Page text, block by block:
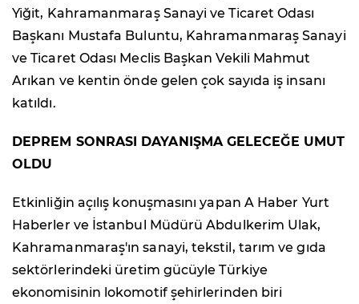
Yiğit, Kahramanmaraş Sanayi ve Ticaret Odası
Başkanı Mustafa Buluntu, Kahramanmaraş Sanayi
ve Ticaret Odası Meclis Başkan Vekili Mahmut
Arıkan ve kentin önde gelen çok sayıda iş insanı
katıldı.
DEPREM SONRASI DAYANIŞMA GELECEĞE UMUT
OLDU
Etkinliğin açılış konuşmasını yapan A Haber Yurt
Haberler ve İstanbul Müdürü Abdulkerim Ulak,
Kahramanmaraş'ın sanayi, tekstil, tarım ve gıda
sektörlerindeki üretim gücüyle Türkiye
ekonomisinin lokomotif şehirlerinden biri